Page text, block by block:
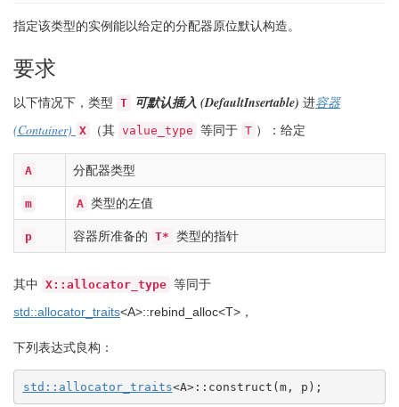
指定该类型的实例能以给定的分配器原位默认构造。
要求
以下情况下，类型 T 可默认插入 (DefaultInsertable) 进容器
(Container) X （其 value_type 等同于 T ）：给定
A 分配器类型
m A 类型的左值
p 容器所准备的 T* 类型的指针
其中 X::allocator_type 等同于
std::allocator_traits<A>::rebind_alloc<T> ，
下列表达式良构：
std:: allocator_traits<A>:: construct (m, p ) ;